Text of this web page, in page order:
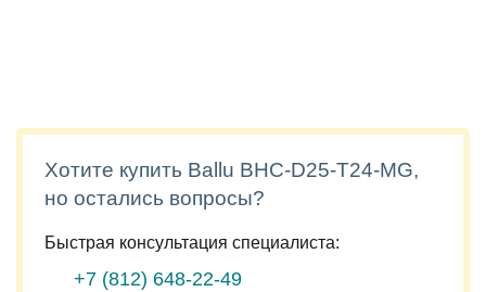
Хотите купить Ballu BHC-D25-T24-MG,
но остались вопросы?
Быстрая консультация специалиста:
+7 (812) 648-22-49